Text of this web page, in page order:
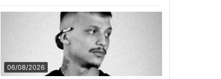
06/08/2026